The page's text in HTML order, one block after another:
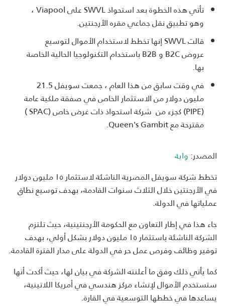
تأتي هذه الخطوة بعد استحواذSWVLعلىViapool،
وهو تطبيق نقل جماعي مقره الأرجنتين.
قالتSWVLإنها تخطط لاستخدام الأموال لتوسيع
عروضB2CوB2Bباستخدام التكنولوجيا الحالية الخاصة
بها.
في وقت سابق من هذا العام ، جمعت سويفل21.5
مليون دولار من الاستثمار الخاص في صفقة ملكية عامة
(
PIPE) كجزء من شركة استحواذ ذات غرض خاص (SPAC
)
مقترحة معQueen's Gambit
.
المصدر:واية
تخطط شركة سويفل المصرية الناشئة لاستثمار ١٥ مليون دولار
في الأرجنتين خلال الثلاث سنوات القادمة، بهدف توسيع نطاق
عملياتها في الدولة.
جاء هذا في إطار التعاون مع الحكومة الأرجنتينية، حيث تلتزم
الشركة الناشئة باستثمار ١٥ مليون دولار بشكل أولي، بهدف
توفير وظائف وفرص عمل حر في الدولة على مدار الفترة القادمة.
كما يأتي ذلك وفق ما أعلنته الشركة في بيان لها، حيث أكدت أنها
ستستخدم الأموال لإنشاء مركز هندسي في أمريكا اللاتينية،
يساعدها في خططها التوسعية في القارة.